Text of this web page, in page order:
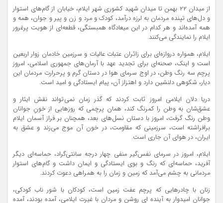
از میدان ۲۲ بهمن تا میدان شهید کشوری شهر ایلام، خیابان از گام‌های استوار
و دل‌های تپنده مردمان به لرزه درآمد، کودک و مرد و زن و پیر و جوان، همه و
همه آمده‌اند و هر کدام در این میعادگاه همبستگی، قطعه‌ای از هویت پرغرور
ایلام را نمایندگی می‌کنند.
ایلام، همواره دروازه‌ای برای زائران عتبات عالیات و سرزمین خادمان زوار اربعین
است و اینک، صحنه‌ای برای تجدید عهد با آرمان‌های جمهوری اسلامی، امروز
پرچم سه رنگ وطن، در اوج سرمای هوا در دستان گرم و پرحرارت مردمان این
دیار، شکوهی دلنشین دارد و اهتزاز آن، پیام ایستادگی و امید است.
دریا دلان ایلامی امروز ثابت کردند که گذر زمان نمی‌تواند نقش ایثار و
عشق‌شان به وطن را کمرنگ کند، همان پرچمی که روزهایی از خونِ جوانان
وطن رنگ گرفت، امروز با دستان نسل‌های بعد، همچنان بر فراز آسمان ایلام
برافراشته است، سرزمینی که مقاومت، در خون آن موج می‌زند و عشق به
ایران، در هوای آن جاری است.
ایلام، امروز در سرمای نفس‌گیر منفی چهار درجه سانتی‌گراد، حماسه‌ای دیگر
آفرید، حماسه‌ای که رنگ و بوی ایستادگی و ایمان داشت و گام‌های استوار
مردمانی به چشم می‌آمد که زمین و زمان را به همراهی دعوت کردند.
زنان با چادرهایی که پرچم عفت زمین است، کودکان با شور ناب کودکی،
جوانان امیدوار به آینده ای روشن و مردان با غیرت ایلامی، آمده بودند، آمده